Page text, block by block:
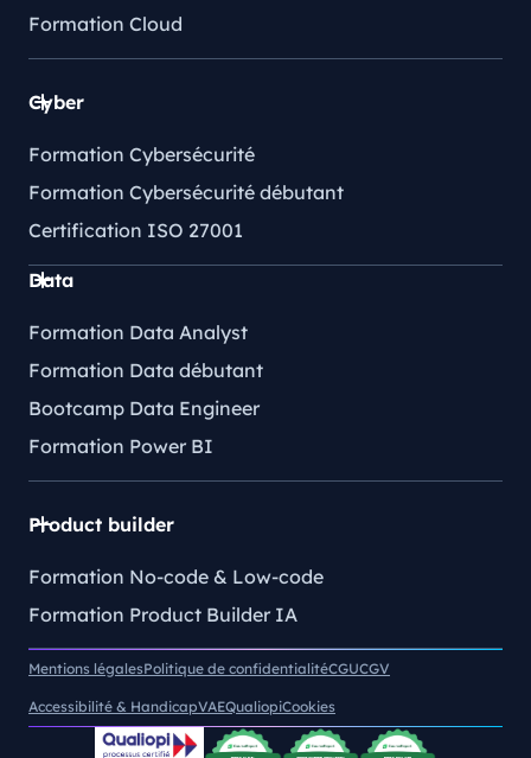
Formation Cloud
Cyber
Formation Cybersécurité
Formation Cybersécurité débutant
Certification ISO 27001
Data
Formation Data Analyst
Formation Data débutant
Bootcamp Data Engineer
Formation Power BI
Product builder
Formation No-code & Low-code
Formation Product Builder IA
Mentions légalesPolitique de confidentialitéCGUCGV
Accessibilité & HandicapVAEQualiopiCookies